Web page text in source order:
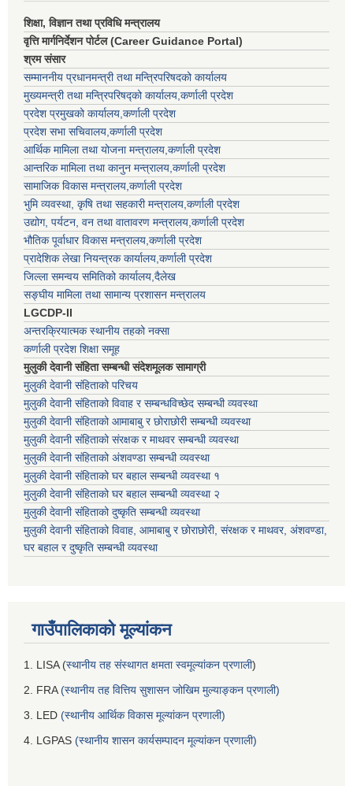
शिक्षा, विज्ञान तथा प्रविधि मन्त्रालय
वृत्ति मार्गनिर्देशन पोर्टल (Career Guidance Portal)
श्रम संसार
सम्माननीय प्रधानमन्त्री तथा मन्त्रिपरिषद‌को कार्यालय
मुख्यमन्त्री तथा मन्त्रिपरिषद्को कार्यालय,कर्णाली प्रदेश
प्रदेश प्रमुखको कार्यालय,कर्णाली प्रदेश
प्रदेश सभा सचिवालय,कर्णाली प्रदेश
आर्थिक मामिला तथा योजना मन्त्रालय,कर्णाली प्रदेश
आन्तरिक मामिला तथा कानुन मन्त्रालय,कर्णाली प्रदेश
सामाजिक विकास मन्त्रालय,कर्णाली प्रदेश
भुमि व्यवस्था, कृषि तथा सहकारी मन्त्रालय,कर्णाली प्रदेश
उद्योग, पर्यटन, वन तथा वातावरण मन्त्रालय,कर्णाली प्रदेश
भौतिक पूर्वाधार विकास मन्त्रालय,कर्णाली प्रदेश
प्रादेशिक लेखा नियन्त्रक कार्यालय,कर्णाली प्रदेश
जिल्ला समन्वय समितिको कार्यालय,दैलेख
सङ्घीय मामिला तथा सामान्य प्रशासन मन्त्रालय
LGCDP-II
अन्तरक्रियात्मक स्थानीय तहको नक्सा
कर्णाली प्रदेश शिक्षा समूह
मुलुकी देवानी संहिता सम्बन्धी संदेशमूलक सामाग्री
मुलुकी देवानी संहिताको परिचय
मुलुकी देवानी संहिताको विवाह र सम्बन्धविच्छेद सम्बन्धी व्यवस्था
मुलुकी देवानी संहिताको आमाबाबु र छोराछोरी सम्बन्धी व्यवस्था
मुलुकी देवानी संहिताको संरक्षक र माथवर सम्बन्धी व्यवस्था
मुलुकी देवानी संहिताको अंशवण्डा सम्बन्धी व्यवस्था
मुलुकी देवानी संहिताको घर बहाल सम्बन्धी व्यवस्था १
मुलुकी देवानी संहिताको घर बहाल सम्बन्धी व्यवस्था २
मुलुकी देवानी संहिताको दुष्कृति सम्बन्धी व्यवस्था
मुलुकी देवानी संहिताको विवाह, आमाबाबु र छोराछोरी, संरक्षक र माथवर, अंशवण्डा,
घर बहाल र दुष्कृति सम्बन्धी व्यवस्था
गाउँपालिकाको मूल्यांकन
1. LISA (स्थानीय तह संस्थागत क्षमता स्वमूल्यांकन प्रणाली)
2. FRA(स्थानीय तह वित्तिय सुशासन जोखिम मुल्याङ्कन प्रणाली)
3. LED (स्थानीय आर्थिक विकास मूल्यांकन प्रणाली)
4. LGPAS (स्थानीय शासन कार्यसम्पादन मूल्यांकन प्रणाली)